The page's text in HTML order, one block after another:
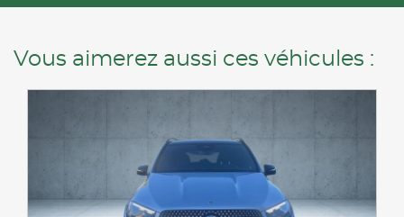
Vous aimerez aussi ces véhicules :